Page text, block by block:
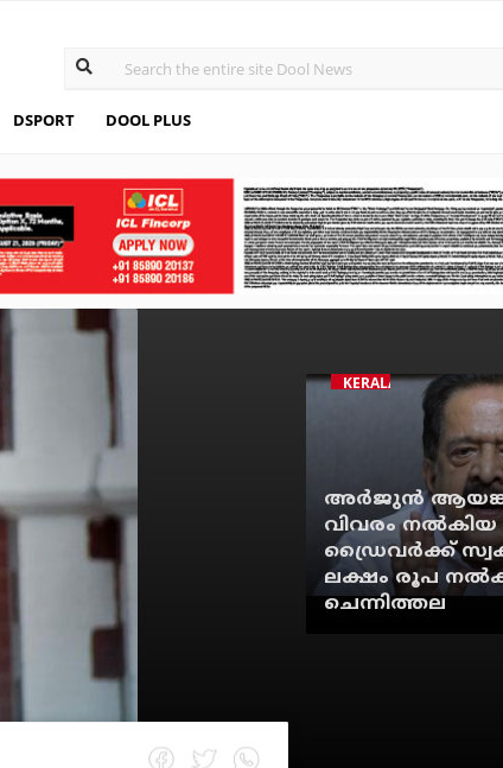
DSPORT DOOL PLUS
KERALA
അര്‍ജുന്‍
വിവരം നല്‍കിയ
ഡ്രൈവര്‍ക്ക്
ലക്ഷം രൂപ
ചെന്നിത്തല